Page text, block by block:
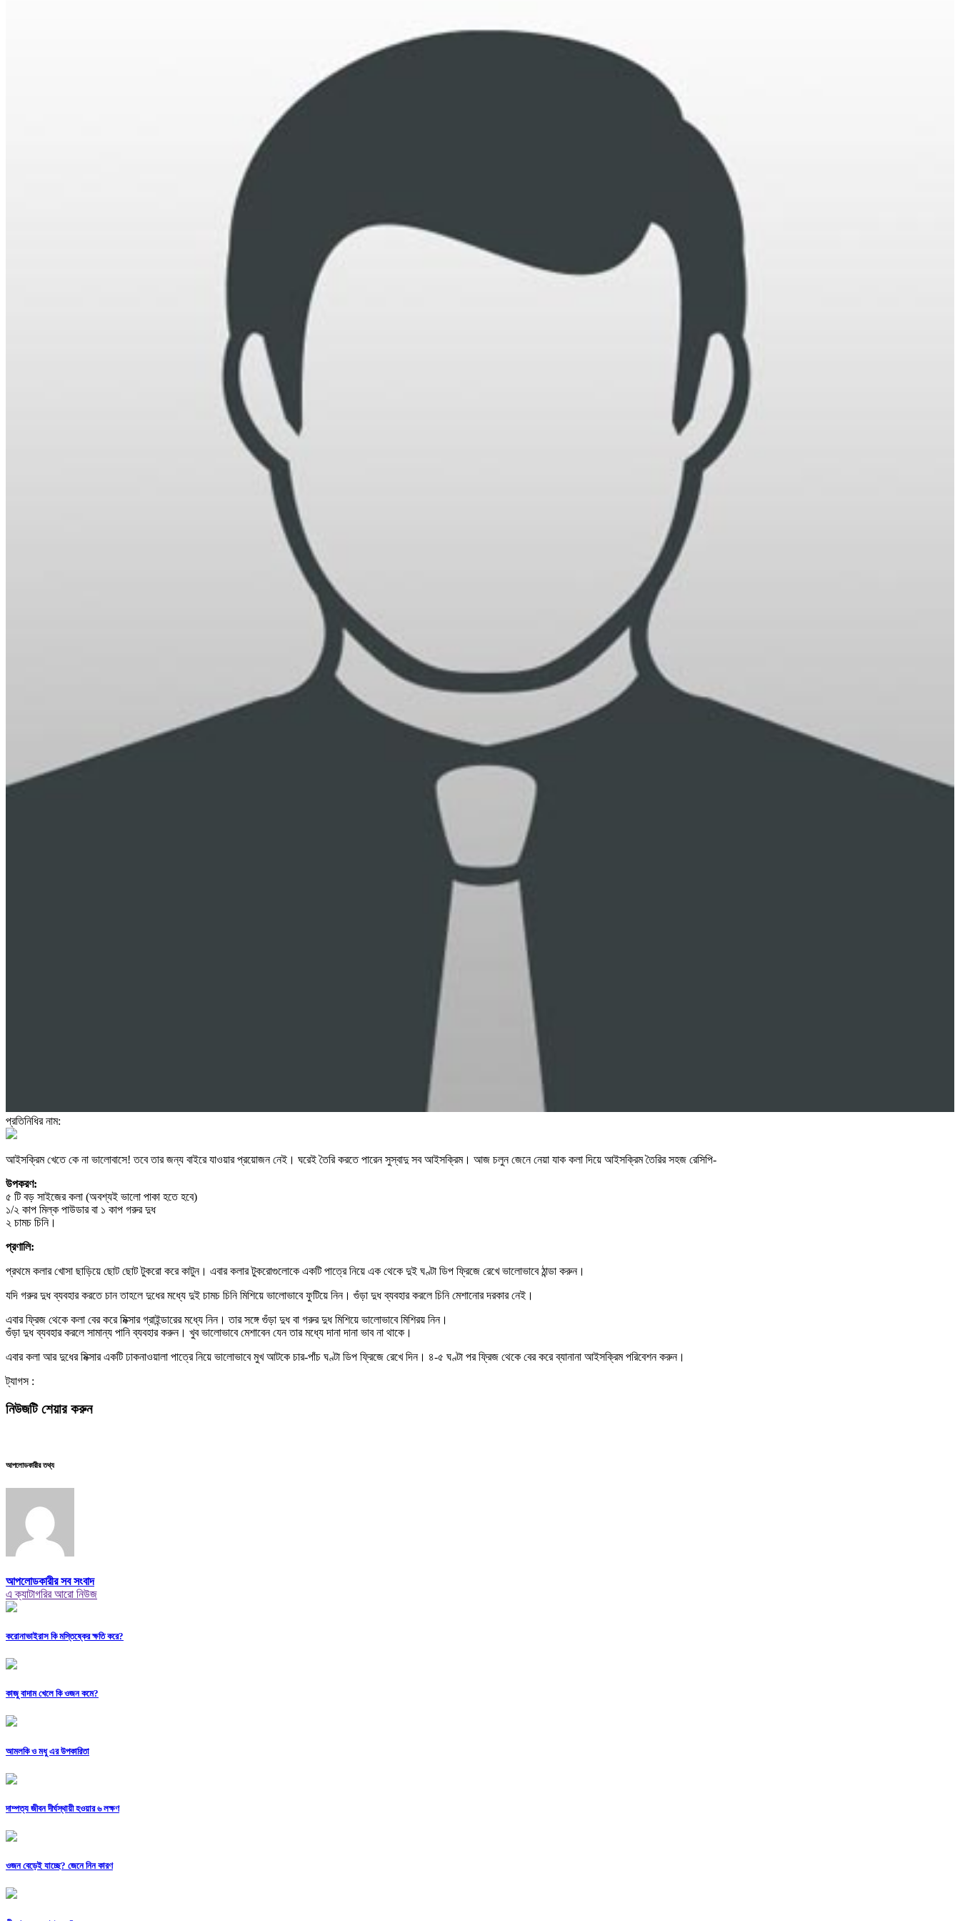
প্রতিনিধির নাম:
আইসক্রিম খেতে কে না ভালোবাসে! তবে তার জন্য বাইরে যাওয়ার প্রয়োজন নেই। ঘরেই তৈরি করতে পারেন সুস্বাদু সব আইসক্রিম। আজ চলুন জেনে নেয়া যাক কলা দিয়ে আইসক্রিম তৈরির সহজ রেসিপি-
উপকরণ:
৫ টি বড় সাইজের কলা (অবশ্যই ভালো পাকা হতে হবে)
১/২ কাপ মিল্ক পাউডার বা ১ কাপ গরুর দুধ
২ চামচ চিনি।
প্রণালি:
প্রথমে কলার খোসা ছাড়িয়ে ছোট ছোট টুকরো করে কাটুন। এবার কলার টুকরোগুলোকে একটি পাত্রে নিয়ে এক থেকে দুই ঘণ্টা ডিপ ফ্রিজে রেখে ভালোভাবে ঠান্ডা করুন।
যদি গরুর দুধ ব্যবহার করতে চান তাহলে দুধের মধ্যে দুই চামচ চিনি মিশিয়ে ভালোভাবে ফুটিয়ে নিন। গুঁড়া দুধ ব্যবহার করলে চিনি মেশানোর দরকার নেই।
এবার ফ্রিজ থেকে কলা বের করে মিক্সার গ্রাইন্ডারের মধ্যে নিন। তার সঙ্গে গুঁড়া দুধ বা গরুর দুধ মিশিয়ে ভালোভাবে মিশিরয় নিন।
গুঁড়া দুধ ব্যবহার করলে সামান্য পানি ব্যবহার করুন। খুব ভালোভাবে মেশাবেন যেন তার মধ্যে দানা দানা ভাব না থাকে।
এবার কলা আর দুধের মিক্সার একটি ঢাকনাওয়ালা পাত্রে নিয়ে ভালোভাবে মুখ আটকে চার-পাঁচ ঘণ্টা ডিপ ফ্রিজে রেখে দিন। ৪-৫ ঘণ্টা পর ফ্রিজ থেকে বের করে ব্যানানা আইসক্রিম পরিবেশন করুন।
ট্যাগস :
নিউজটি শেয়ার করুন
আপলোডকারীর তথ্য
আপলোডকারীর সব সংবাদ
এ ক্যাটাগরির আরো নিউজ
করোনাভাইরাস কি মস্তিষ্কের ক্ষতি করে?
কাজু বাদাম খেলে কি ওজন কমে?
আমলকি ও মধু এর উপকারিতা
দাম্পত্য জীবন দীর্ঘস্থায়ী হওয়ার ৬ লক্ষণ
ওজন বেড়েই যাচ্ছে? জেনে নিন কারণ